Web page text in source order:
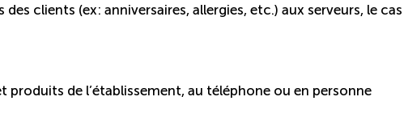
clients (ex: anniversaires, allergies, etc.) aux serveurs, le cas
produits de l’établissement, au téléphone ou en personne